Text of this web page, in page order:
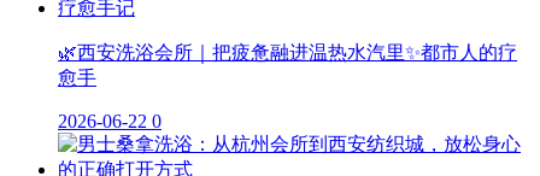
🌿西安洗浴会所｜把疲惫融进温热水汽里✨都市人的疗
愈手
2026-06-22 0